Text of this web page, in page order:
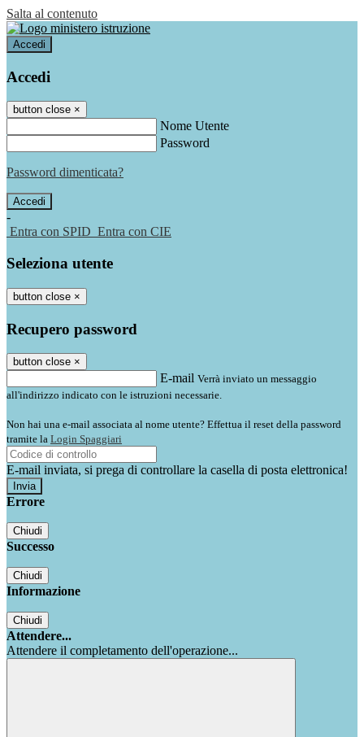
Salta al contenuto
Accedi
Accedi
button close ×
Nome Utente
Password
Password dimenticata?
-
Entra con SPID Entra con CIE
Seleziona utente
button close ×
Recupero password
button close ×
E-mail Verrà inviato un messaggio
all'indirizzo indicato con le istruzioni necessarie.
Non hai una e-mail associata al nome utente? Effettua il reset della password
tramite la Login Spaggiari
E-mail inviata, si prega di controllare la casella di posta elettronica!
Errore
Chiudi
Successo
Chiudi
Informazione
Chiudi
Attendere...
Attendere il completamento dell'operazione...